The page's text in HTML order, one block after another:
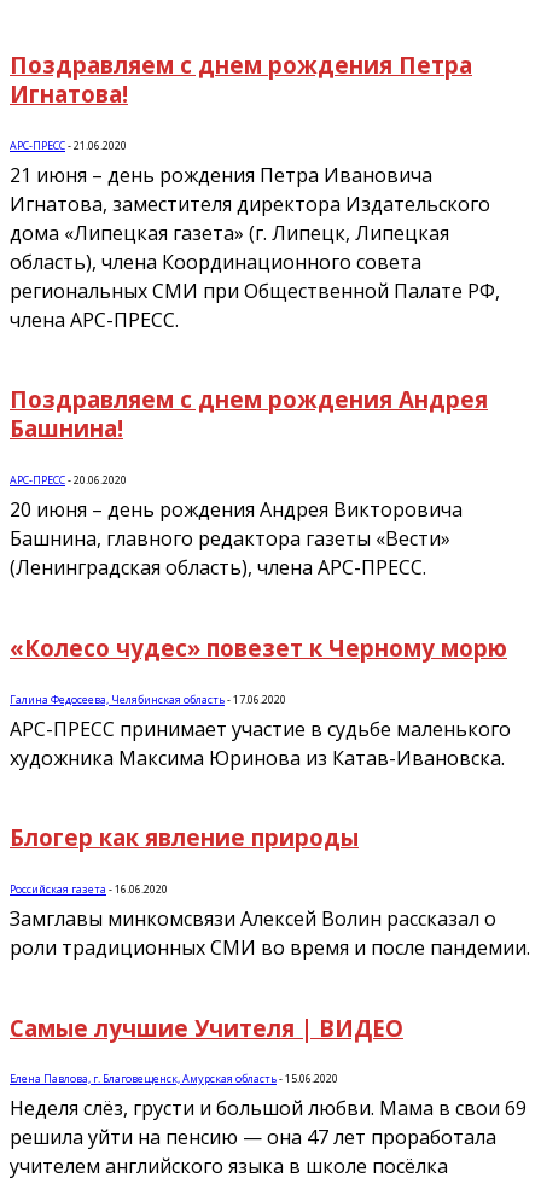
Поздравляем с днем рождения Петра
Игнатова!
АРС-ПРЕСС-21.06.2020
21 июня – день рождения Петра Ивановича
Игнатова, заместителя директора Издательского
дома «Липецкая газета» (г. Липецк, Липецкая
область), члена Координационного совета
региональных СМИ при Общественной Палате РФ,
члена АРС-ПРЕСС.
Поздравляем с днем рождения Андрея
Башнина!
АРС-ПРЕСС-20.06.2020
20 июня – день рождения Андрея Викторовича
Башнина, главного редактора газеты «Вести»
(Ленинградская область), члена АРС-ПРЕСС.
«Колесо чудес» повезет к Черному морю
Галина Федосеева, Челябинская область-17.06.2020
АРС-ПРЕСС принимает участие в судьбе маленького
художника Максима Юринова из Катав-Ивановска.
Блогер как явление природы
Российская газета -16.06.2020
Замглавы минкомсвязи Алексей Волин рассказал о
роли традиционных СМИ во время и после пандемии.
Самые лучшие Учителя | ВИДЕО
Елена Павлова, г. Благовещенск, Амурская область-15.06.2020
Неделя слёз, грусти и большой любви. Мама в свои 69
решила уйти на пенсию — она 47 лет проработала
учителем английского языка в школе посёлка